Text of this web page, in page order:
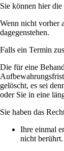
Sie können hier
Wenn nicht vorher
dagegenstehen.
Falls ein Termin
Die für eine
gelöscht, es sei
oder Sie in eine
Sie haben das
Ihre einmal
nicht